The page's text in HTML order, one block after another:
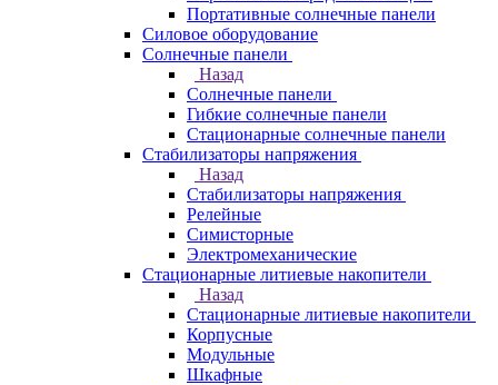
Портативные солнечные панели
Силовое оборудование
Солнечные панели
Назад
Солнечные панели
Гибкие солнечные панели
Стационарные солнечные панели
Стабилизаторы напряжения
Назад
Стабилизаторы напряжения
Релейные
Симисторные
Электромеханические
Стационарные литиевые накопители
Назад
Стационарные литиевые накопители
Корпусные
Модульные
Шкафные